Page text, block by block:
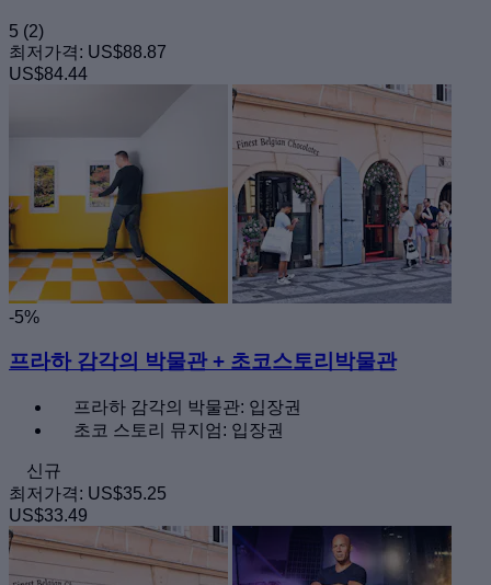
5 (2)
최저가격: US$88.87
US$84.44
-5%
프라하 감각의 박물관 + 초코스토리박물관
프라하 감각의 박물관: 입장권
초코 스토리 뮤지엄: 입장권
신규
최저가격: US$35.25
US$33.49